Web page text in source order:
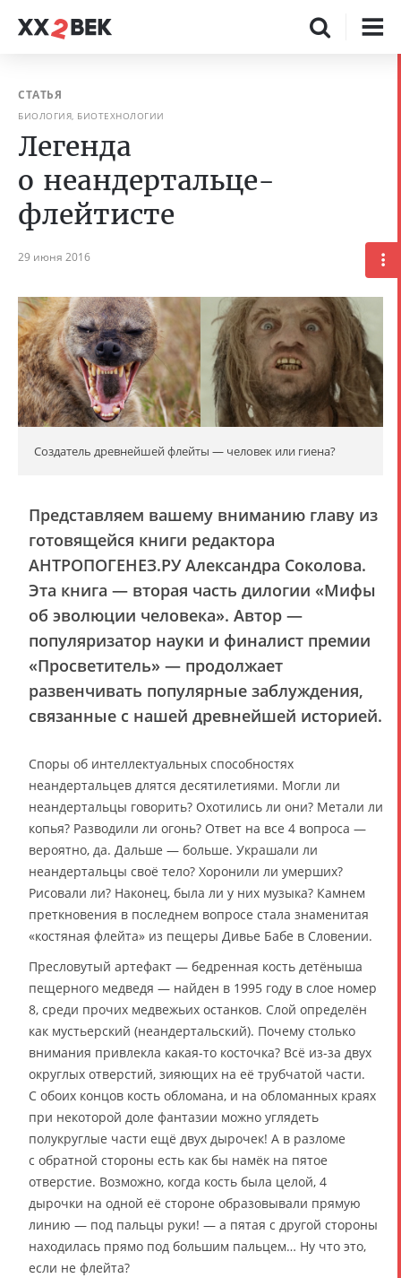
СТАТЬЯ
БИОЛОГИЯ, БИОТЕХНОЛОГИИ
Легенда
о неандертальце-
флейтисте
29 июня 2016
Создатель древнейшей флейты — человек или гиена?
Представляем вашему вниманию главу из
готовящейся книги редактора
АНТРОПОГЕНЕЗ.РУ Александра Соколова.
Эта книга — вторая часть дилогии «Мифы
об эволюции человека». Автор —
популяризатор науки и финалист премии
«Просветитель» — продолжает
развенчивать популярные заблуждения,
связанные с нашей древнейшей историей.
Споры об интеллектуальных способностях
неандертальцев длятся десятилетиями. Могли ли
неандертальцы говорить? Охотились ли они? Метали ли
копья? Разводили ли огонь? Ответ на все 4 вопроса —
вероятно, да. Дальше — больше. Украшали ли
неандертальцы своё тело? Хоронили ли умерших?
Рисовали ли? Наконец, была ли у них музыка? Камнем
преткновения в последнем вопросе стала знаменитая
«костяная флейта» из пещеры Дивье Бабе в Словении.
Пресловутый артефакт — бедренная кость детёныша
пещерного медведя — найден в 1995 году в слое номер
8, среди прочих медвежьих останков. Слой определён
как мустьерский (неандертальский). Почему столько
внимания привлекла какая-то косточка? Всё из-за двух
округлых отверстий, зияющих на её трубчатой части.
С обоих концов кость обломана, и на обломанных краях
при некоторой доле фантазии можно углядеть
полукруглые части ещё двух дырочек! А в разломе
с обратной стороны есть как бы намёк на пятое
отверстие. Возможно, когда кость была целой, 4
дырочки на одной её стороне образовывали прямую
линию — под пальцы руки! — а пятая с другой стороны
находилась прямо под большим пальцем… Ну что это,
если не флейта?